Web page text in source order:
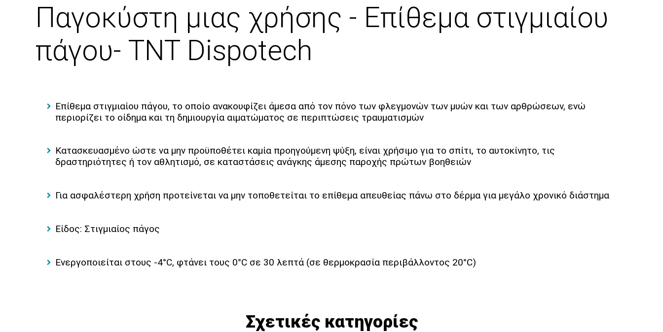
Παγοκύστη μιας χρήσης - Επίθεμα στιγμιαίου
πάγου- TNT Dispotech
Επίθεμα στιγμιαίου πάγου, το οποίο ανακουφίζει άμεσα από τον πόνο των φλεγμονών των μυών και των αρθρώσεων, ενώ
περιορίζει το οίδημα και τη δημιουργία αιματώματος σε περιπτώσεις τραυματισμών
Κατασκευασμένο ώστε να μην προϋποθέτει καμία προηγούμενη ψύξη, είναι χρήσιμο για το σπίτι, το αυτοκίνητο, τις
δραστηριότητες ή τον αθλητισμό, σε καταστάσεις ανάγκης άμεσης παροχής πρώτων βοηθειών
Για ασφαλέστερη χρήση προτείνεται να μην τοποθετείται το επίθεμα απευθείας πάνω στο δέρμα για μεγάλο χρονικό διάστημα
Είδος: Στιγμιαίος πάγος
Ενεργοποιείται στους -4°C, φτάνει τους 0°C σε 30 λεπτά (σε θερμοκρασία περιβάλλοντος 20°C)
Σχετικές κατηγορίες